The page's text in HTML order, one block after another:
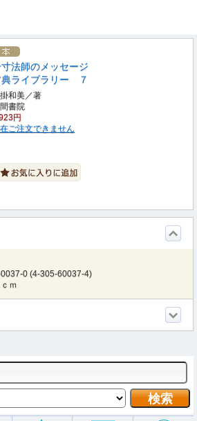
法師のメッセージ
典ライブラリー ７
和美／著
書院
円
ご注文できません
0 (4-305-60037-4)
ｍ